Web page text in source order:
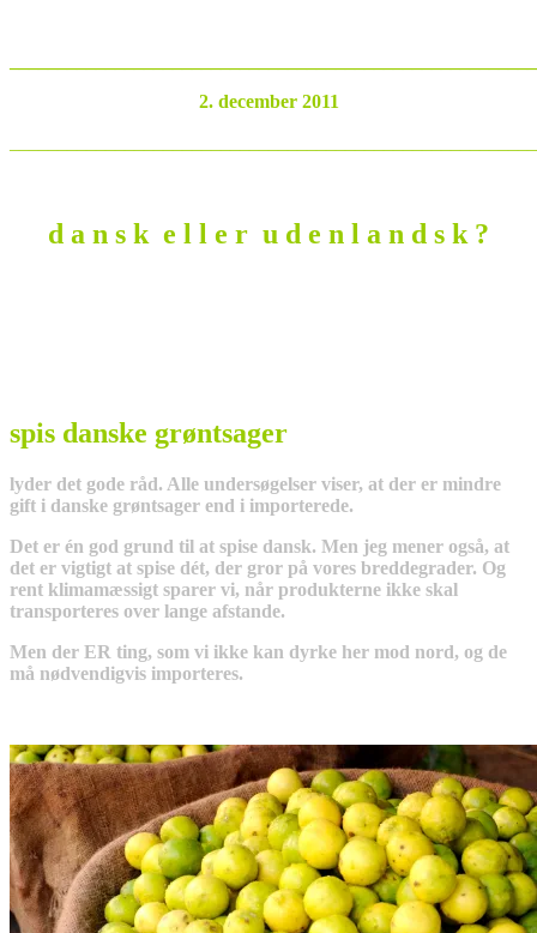
2. december 2011
d a n s k e l l e r u d e n l a n d s k ?
spis danske grøntsager
lyder det gode råd. Alle undersøgelser viser, at der er mindre
gift i danske grøntsager end i importerede.
Det er én god grund til at spise dansk. Men jeg mener også, at
det er vigtigt at spise dét, der gror på vores breddegrader. Og
rent klimamæssigt sparer vi, når produkterne ikke skal
transporteres over lange afstande.
Men der ER ting, som vi ikke kan dyrke her mod nord, og de
må nødvendigvis importeres.